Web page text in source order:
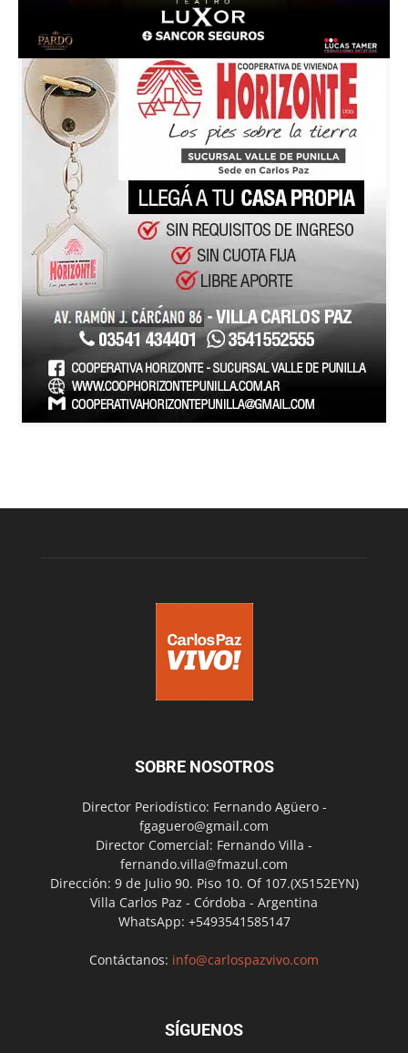
SOBRE NOSOTROS
Director Periodístico: Fernando Agüero -
fgaguero@gmail.com
Director Comercial: Fernando Villa -
fernando.villa@fmazul.com
Dirección: 9 de Julio 90. Piso 10. Of 107.(X5152EYN)
Villa Carlos Paz - Córdoba - Argentina
WhatsApp: +5493541585147
Contáctanos: info@carlospazvivo.com
SÍGUENOS